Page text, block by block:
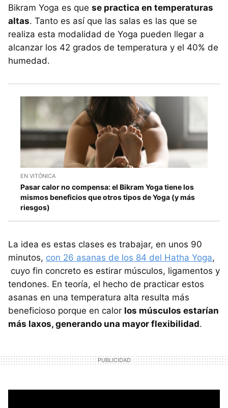
Bikram Yoga es que se practica en temperaturas
altas. Tanto es así que las salas es las que se
realiza esta modalidad de Yoga pueden llegar a
alcanzar los 42 grados de temperatura y el 40% de
humedad.
EN VITÓNICA
Pasar calor no compensa: el Bikram Yoga tiene los
mismos beneficios que otros tipos de Yoga (y más
riesgos)
La idea es estas clases es trabajar, en unos 90
minutos, con 26 asanas de los 84 del Hatha Yoga,
cuyo fin concreto es estirar músculos, ligamentos y
tendones. En teoría, el hecho de practicar estos
asanas en una temperatura alta resulta más
beneficioso porque en calor los músculos estarían
más laxos, generando una mayor flexibilidad.